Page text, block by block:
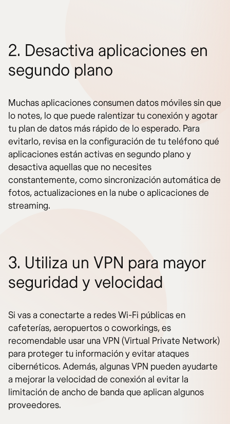
2. Desactiva aplicaciones en
segundo plano
Muchas aplicaciones consumen datos móviles sin que
lo notes, lo que puede ralentizar tu conexión y agotar
tu plan de datos más rápido de lo esperado. Para
evitarlo, revisa en la configuración de tu teléfono qué
aplicaciones están activas en segundo plano y
desactiva aquellas que no necesites
constantemente, como sincronización automática de
fotos, actualizaciones en la nube o aplicaciones de
streaming.
3. Utiliza un VPN para mayor
seguridad y velocidad
Si vas a conectarte a redes Wi-Fi públicas en
cafeterías, aeropuertos o coworkings, es
recomendable usar una VPN (Virtual Private Network)
para proteger tu información y evitar ataques
cibernéticos. Además, algunas VPN pueden ayudarte
a mejorar la velocidad de conexión al evitar la
limitación de ancho de banda que aplican algunos
proveedores.